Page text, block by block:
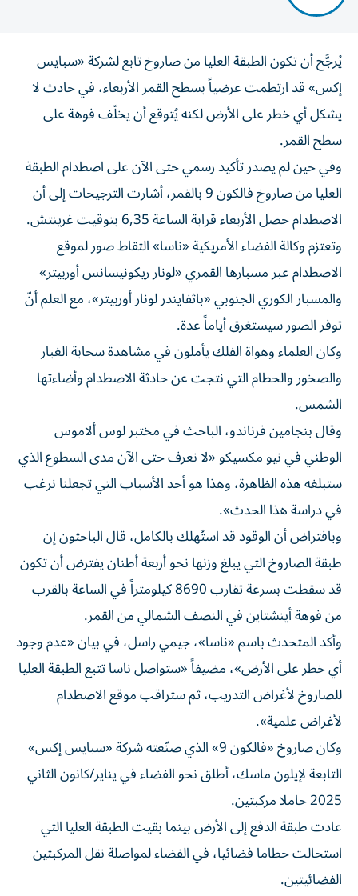
يُرجَّح أن تكون الطبقة العليا من صاروخ تابع لشركة «سبايس
إكس» قد ارتطمت عرضياً بسطح القمر الأربعاء، في حادث لا
يشكل أي خطر على الأرض لكنه يُتوقع أن يخلّف فوهة على
سطح القمر.
وفي حين لم يصدر تأكيد رسمي حتى الآن على اصطدام الطبقة
العليا من صاروخ فالكون 9 بالقمر، أشارت الترجيحات إلى أن
الاصطدام حصل الأربعاء قرابة الساعة 6,35 بتوقيت غرينتش.
وتعتزم وكالة الفضاء الأمريكية «ناسا» التقاط صور لموقع
الاصطدام عبر مسبارها القمري «لونار ريكونيسانس أوربيتر»
والمسبار الكوري الجنوبي «باثفايندر لونار أوربيتر»، مع العلم أنّ
توفر الصور سيستغرق أياماً عدة.
وكان العلماء وهواة الفلك يأملون في مشاهدة سحابة الغبار
والصخور والحطام التي نتجت عن حادثة الاصطدام وأضاءتها
الشمس.
وقال بنجامين فرناندو، الباحث في مختبر لوس ألاموس
الوطني في نيو مكسيكو «لا نعرف حتى الآن مدى السطوع الذي
ستبلغه هذه الظاهرة، وهذا هو أحد الأسباب التي تجعلنا نرغب
في دراسة هذا الحدث».
وبافتراض أن الوقود قد استُهلك بالكامل، قال الباحثون إن
طبقة الصاروخ التي يبلغ وزنها نحو أربعة أطنان يفترض أن تكون
قد سقطت بسرعة تقارب 8690 كيلومتراً في الساعة بالقرب
من فوهة أينشتاين في النصف الشمالي من القمر.
وأكد المتحدث باسم «ناسا»، جيمي راسل، في بيان «عدم وجود
أي خطر على الأرض»، مضيفاً «ستواصل ناسا تتبع الطبقة العليا
للصاروخ لأغراض التدريب، ثم ستراقب موقع الاصطدام
لأغراض علمية».
وكان صاروخ «فالكون 9» الذي صنّعته شركة «سبايس إكس»
التابعة لإيلون ماسك، أطلق نحو الفضاء في يناير/كانون الثاني
2025 حاملا مركبتين.
عادت طبقة الدفع إلى الأرض بينما بقيت الطبقة العليا التي
استحالت حطاما فضائيا، في الفضاء لمواصلة نقل المركبتين
الفضائيتين.